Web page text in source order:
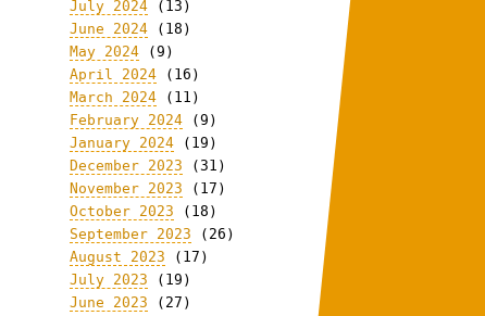
July 2024 (13)
June 2024 (18)
May 2024 (9)
April 2024 (16)
March 2024 (11)
February 2024 (9)
January 2024 (19)
December 2023 (31)
November 2023 (17)
October 2023 (18)
September 2023 (26)
August 2023 (17)
July 2023 (19)
June 2023 (27)